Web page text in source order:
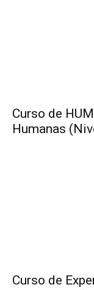
Curso de
Humanas
Curso de